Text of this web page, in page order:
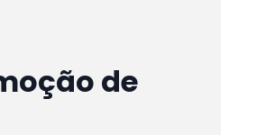
de